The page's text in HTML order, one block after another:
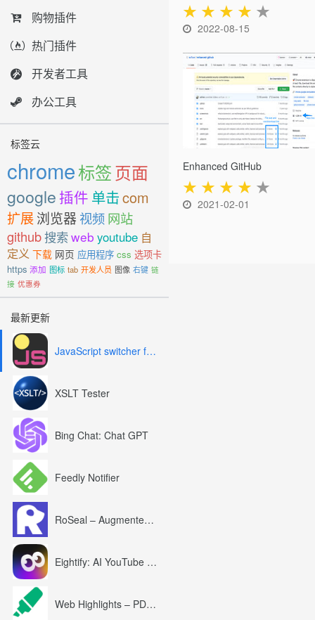
购物插件
热门插件
开发者工具
办公工具
标签云
chrome标签页面
google 插件 单击com
扩展浏览器 视频网站
github搜索web youtube 自
定义 下载 网页 应用程序 css 选项卡
https 添加 图标 tab 开发人员 图像 右键 链
接 优惠券
最新更新
JavaScript switcher for SEO and development
XSLT Tester
Bing Chat: Chat GPT
Feedly Notifier
RoSeal – Augmented Roblox Experience
Eightify: AI YouTube Summary with ChatGPT
Web Highlights – PDF & Web Highlighter
★ ★ ★ ★ ★
2022-08-15
Enhanced GitHub
★ ★ ★ ★ ★
2021-02-01